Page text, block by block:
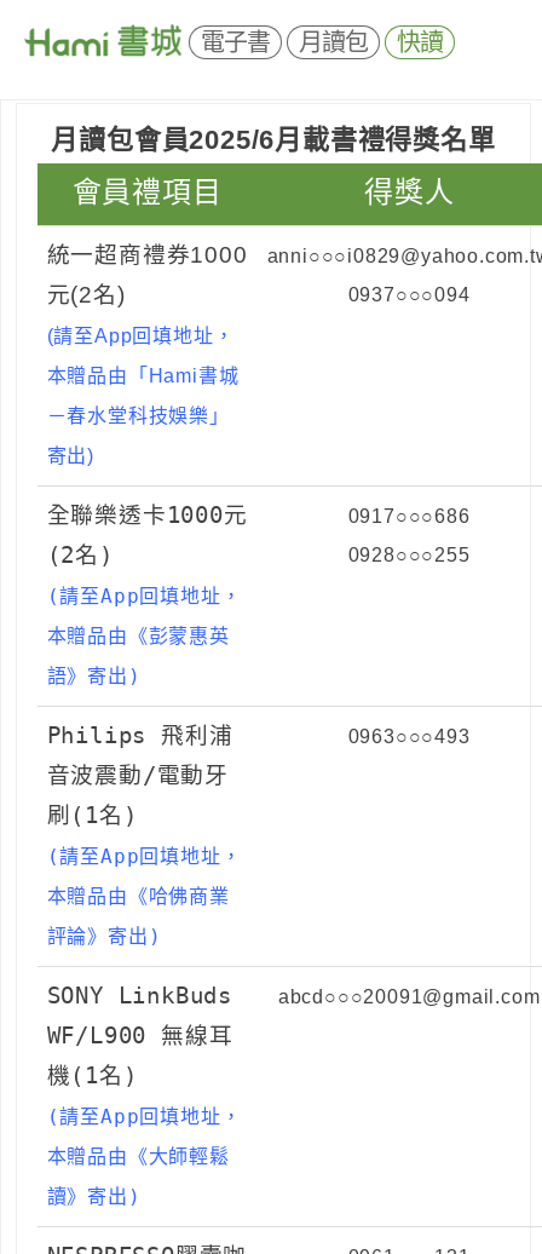
電子書 月讀包 快讀
月讀包會員2025/6月載書禮得獎名單
會員禮項目 得獎人
統一超商禮券1000
元(2名)
(請至App回填地址，
本贈品由「Hami書城
－春水堂科技娛樂」
寄出)
0937○○○094
全聯樂透卡1000元
(2名)
(請至App回填地址，
本贈品由 《彭蒙惠英
語》 寄出)
0917○○○686
0928○○○255
Philips 飛利浦
音波震動/電動牙
刷(1名)
(請至App回填地址，
本贈品由《哈佛商業
評論》寄出)
0963○○○493
SONY LinkBuds
WF/L900 無線耳
機(1名)
(請至App回填地址，
本贈品由 《大師輕鬆
讀》 寄出)
abcd○○○20091@gmail.com